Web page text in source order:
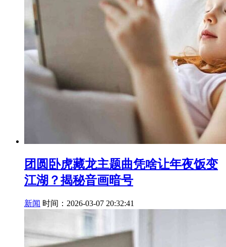
团圆卧虎藏龙主题曲凭啥让年夜饭变
江湖？揭秘音画暗号
新闻 时间：2026-03-07 20:32:41